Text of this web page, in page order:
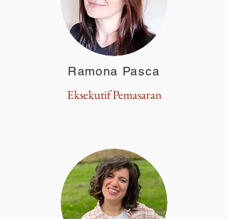
Ramona Pasca
Eksekutif Pemasaran